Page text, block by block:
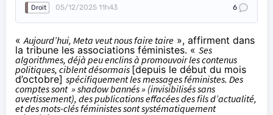
Droit 05/12/2025 11h43 6
« Aujourd’hui, Meta veut nous faire taire », affirment dans
la tribune les associations féministes. « Ses
algorithmes, déjà peu enclins à promouvoir les contenus
politiques, ciblent désormais [depuis le début du mois
d’octobre] spécifiquement les messages féministes. Des
comptes sont » shadow bannés » (invisibilisés sans
avertissement), des publications effacées des fils d’actualité,
et des mots-clés féministes sont systématiquement